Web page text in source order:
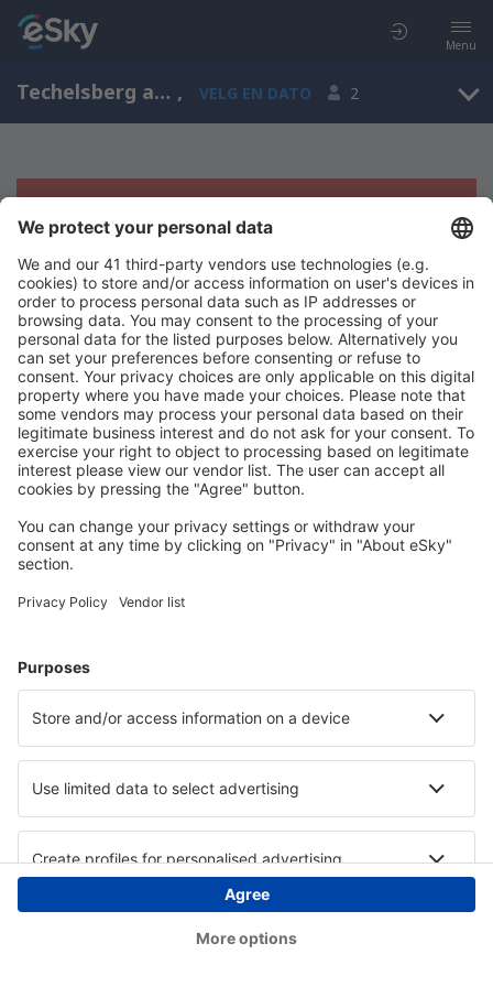
Menu
Techelsberg am Worthersee, Carinthia, Østerrike , VELG EN DATO 2
Beklager, søket ga ingen resultater
Prøv å søk etter andre kriterier
Copyright © eSkyTravel.no. Alle rettigheter forbeholdt.